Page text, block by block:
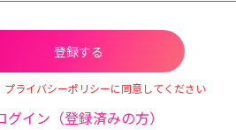
プライバシーポリシーに同意してください
グイン（登録済みの方）